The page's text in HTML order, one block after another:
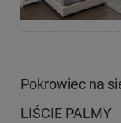
Pokrowiec na
LIŚCIE PALMY